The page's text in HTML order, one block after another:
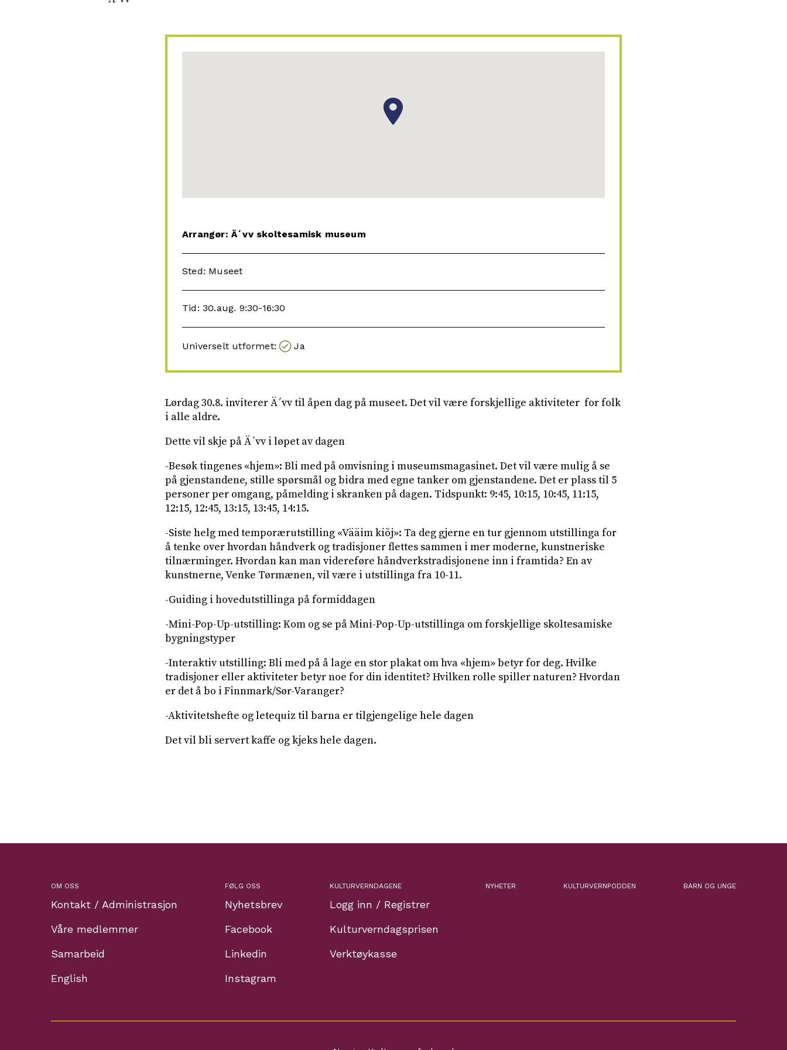
Arrangør: Ä´vv skoltesamisk museum
Sted: Museet
Tid: 30.aug. 9:30-16:30
Universelt utformet: Ja
Lørdag 30.8. inviterer Ä´vv til åpen dag på museet. Det vil være forskjellige aktiviteter for folk
i alle aldre.
Dette vil skje på Ä´vv i løpet av dagen
-Besøk tingenes «hjem»: Bli med på omvisning i museumsmagasinet. Det vil være mulig å se
på gjenstandene, stille spørsmål og bidra med egne tanker om gjenstandene. Det er plass til 5
personer per omgang, påmelding i skranken på dagen. Tidspunkt: 9:45, 10:15, 10:45, 11:15,
12:15, 12:45, 13:15, 13:45, 14:15.
-Siste helg med temporærutstilling «Vääim kiõj»: Ta deg gjerne en tur gjennom utstillinga for
å tenke over hvordan håndverk og tradisjoner flettes sammen i mer moderne, kunstneriske
tilnærminger. Hvordan kan man videreføre håndverkstradisjonene inn i framtida? En av
kunstnerne, Venke Tørmænen, vil være i utstillinga fra 10-11.
-Guiding i hovedutstillinga på formiddagen
-Mini-Pop-Up-utstilling: Kom og se på Mini-Pop-Up-utstillinga om forskjellige skoltesamiske
bygningstyper
-Interaktiv utstilling: Bli med på å lage en stor plakat om hva «hjem» betyr for deg. Hvilke
tradisjoner eller aktiviteter betyr noe for din identitet? Hvilken rolle spiller naturen? Hvordan
er det å bo i Finnmark/Sør-Varanger?
-Aktivitetshefte og letequiz til barna er tilgjengelige hele dagen
Det vil bli servert kaffe og kjeks hele dagen.
OM OSS
Kontakt / Administrasjon
Våre medlemmer
Samarbeid
English
FØLG OSS
Nyhetsbrev
Facebook
Linkedin
Instagram
KULTURVERNDAGENE
Logg inn / Registrer
Kulturverndagsprisen
Verktøykasse
NYHETER KULTURVERNPODDEN BARN OG UNGE